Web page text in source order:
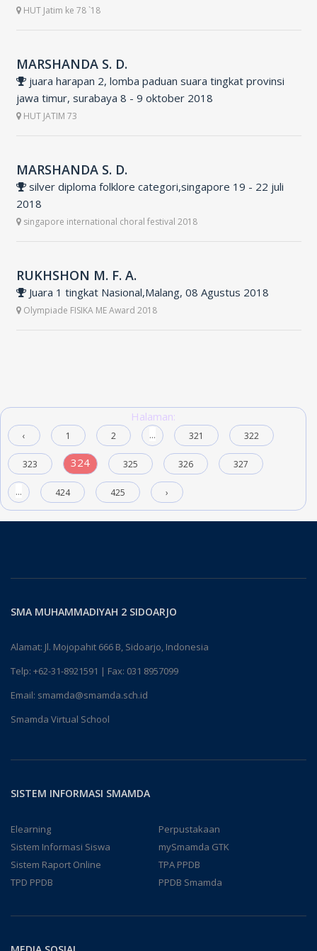
HUT Jatim ke 78 `18
MARSHANDA S. D.
juara harapan 2, lomba paduan suara tingkat provinsi
jawa timur, surabaya 8 - 9 oktober 2018
HUT JATIM 73
MARSHANDA S. D.
silver diploma folklore categori,singapore 19 - 22 juli
2018
singapore international choral festival 2018
RUKHSHON M. F. A.
Juara 1 tingkat Nasional,Malang, 08 Agustus 2018
Olympiade FISIKA ME Award 2018
Halaman:
‹ 1 2 ... 321 322
323 324 325 326 327
... 424 425 ›
SMA MUHAMMADIYAH 2 SIDOARJO
Alamat: Jl. Mojopahit 666 B, Sidoarjo, Indonesia
Telp: +62-31-8921591 | Fax: 031 8957099
Email: smamda@smamda.sch.id
Smamda Virtual School
SISTEM INFORMASI SMAMDA
Elearning
Perpustakaan
Sistem Informasi Siswa
mySmamda GTK
Sistem Raport Online
TPA PPDB
TPD PPDB
PPDB Smamda